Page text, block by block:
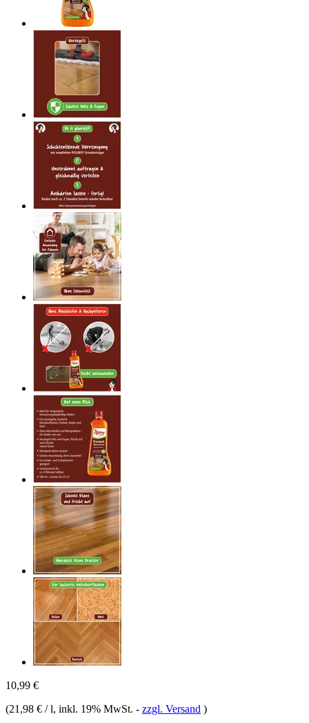
10,99 €
(21,98 € / l, inkl. 19% MwSt. - zzgl. Versand )